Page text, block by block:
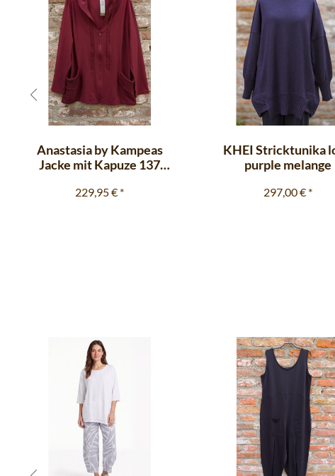
Anastasia by Kampeas
Jacke mit Kapuze 137
229,95 € *
KHEI Stricktunika
purple melange
297,00 € *